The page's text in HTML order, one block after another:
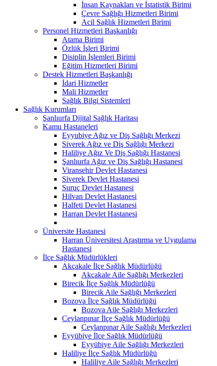
İnsan Kaynakları ve İstatistik Birimi
Çevre Sağlığı Hizmetleri Birimi
Acil Sağlık Hizmetleri Birimi
Personel Hizmetleri Başkanlığı
Atama Birimi
Özlük İşleri Birimi
Disiplin İşlemleri Birimi
Eğitim Hizmetleri Birimi
Destek Hizmetleri Başkanlığı
İdari Hizmetler
Mali Hizmetler
Sağlık Bilgi Sistemleri
Sağlık Kurumları
Şanlıurfa Dijital Sağlık Haritası
Kamu Hastaneleri
Eyyubiye Ağız ve Diş Sağlığı Merkezi
Siverek Ağız ve Diş Sağlığı Merkezi
Haliliye Ağız Ve Diş Sağlığı Hastanesi
Şanlıurfa Ağız ve Diş Sağlığı Hastanesi
Viransehir Devlet Hastanesi
Siverek Devlet Hastanesi
Suruç Devlet Hastanesi
Hilvan Devlet Hastanesi
Halfeti Devlet Hastanesi
Harran Devlet Hastanesi
Üniversite Hastanesi
Harran Üniversitesi Araştırma ve Uygulama
Hastanesi
İlçe Sağlık Müdürlükleri
Akçakale İlçe Sağlık Müdürlüğü
Akçakale Aile Sağlığı Merkezleri
Birecik İlçe Sağlık Müdürlüğü
Birecik Aile Sağlığı Merkezleri
Bozova İlçe Sağlık Müdürlüğü
Bozova Aile Sağlığı Merkezleri
Ceylanpınar İlçe Sağlık Müdürlüğü
Ceylanpınar Aile Sağlığı Merkezleri
Eyyübiye İlçe Sağlık Müdürlüğü
Eyyübiye Aile Sağlığı Merkezleri
Haliliye İlçe Sağlık Müdürlüğü
Haliliye Aile Sağlığı Merkezleri